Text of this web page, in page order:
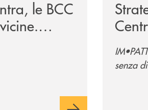
le BCC
senza